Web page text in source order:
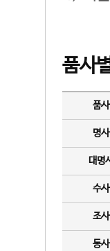
품사
품사
명사
대명
수사
조사
동사